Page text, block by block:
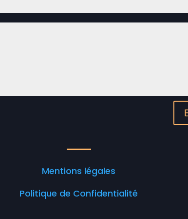
Mentions légales
Politique de Confidentialité